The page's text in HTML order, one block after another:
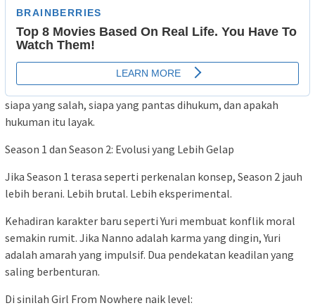
siapa yang salah, siapa yang pantas dihukum, dan apakah
hukuman itu layak.
Season 1 dan Season 2: Evolusi yang Lebih Gelap
Jika Season 1 terasa seperti perkenalan konsep, Season 2 jauh
lebih berani. Lebih brutal. Lebih eksperimental.
Kehadiran karakter baru seperti Yuri membuat konflik moral
semakin rumit. Jika Nanno adalah karma yang dingin, Yuri
adalah amarah yang impulsif. Dua pendekatan keadilan yang
saling berbenturan.
Di sinilah Girl From Nowhere naik level: